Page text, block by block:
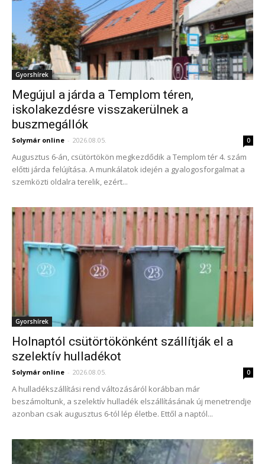
Gyorshírek
Megújul a járda a Templom téren,
iskolakezdésre visszakerülnek a
buszmegállók
Solymár online - 2026.08.05. 0
Augusztus 6-án, csütörtökön megkezdődik a Templom tér 4. szám
előtti járda felújítása. A munkálatok idején a gyalogosforgalmat a
szemközti oldalra terelik, ezért...
Gyorshírek
Holnaptól csütörtökönként szállítják el a
szelektív hulladékot
Solymár online - 2026.08.05. 0
A hulladékszállítási rend változásáról korábban már
beszámoltunk, a szelektív hulladék elszállításának új menetrendje
azonban csak augusztus 6-tól lép életbe. Ettől a naptól...